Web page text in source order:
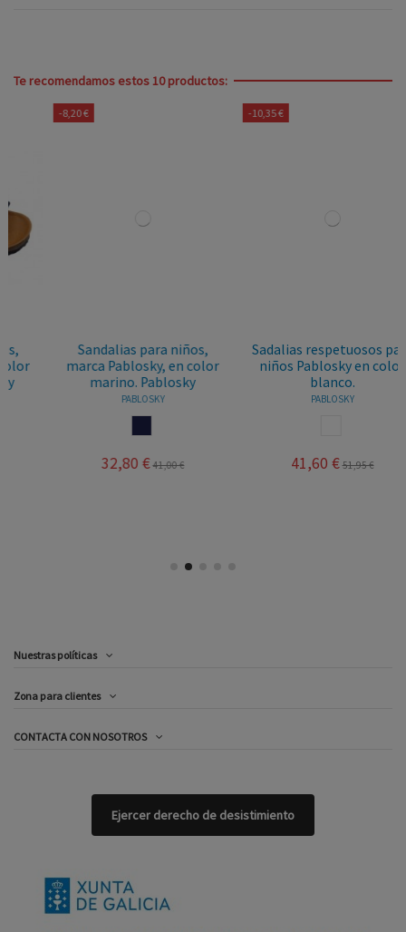
Te recomendamos estos 10 productos:
Sandalias para niños,
marca Pablosky, en color
marino. Pablosky
PABLOSKY
32,80 € 41,00 €
-10,35 €
Sadalias respetuosos para
niños Pablosky en color
blanco.
PABLOSKY
41,60 € 51,95 €
Nuestras políticas
Zona para clientes
CONTACTA CON NOSOTROS
Ejercer derecho de desistimiento